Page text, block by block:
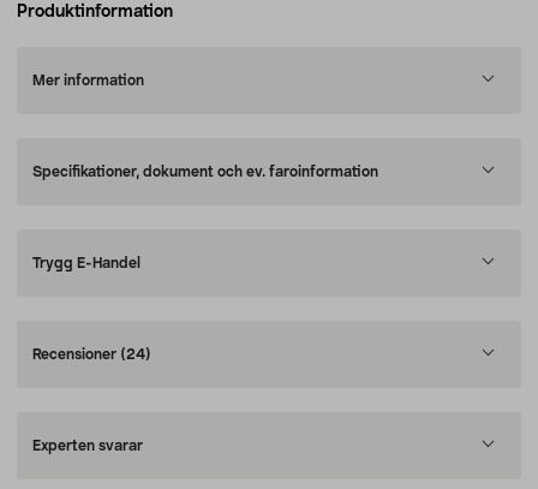
Produktinformation
Mer information
Specifikationer, dokument och ev. faroinformation
Trygg E-Handel
Recensioner (24)
Experten svarar